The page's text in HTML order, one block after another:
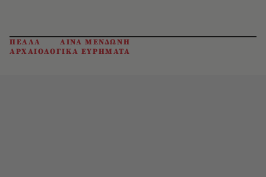
ΠΕΛΛΑ
ΛΙΝΑ ΜΕΝΔΩΝΗ
ΑΡΧΑΙΟΛΟΓΙΚΑ ΕΥΡΗΜΑΤΑ